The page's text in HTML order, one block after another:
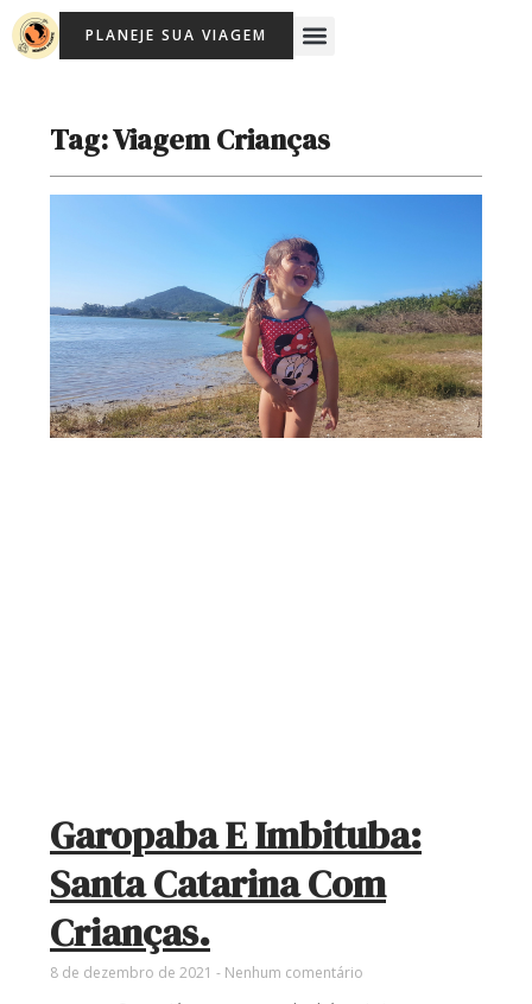
para
PLANEJE SUA VIAGEM Menu
Tag: Viagem Crianças
Garopaba E Imbituba:
Santa Catarina Com
Crianças.
8 de dezembro de 2021 Nenhum comentário